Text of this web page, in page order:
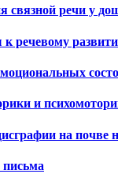
связной речи у
речевому
и
на почве
письма